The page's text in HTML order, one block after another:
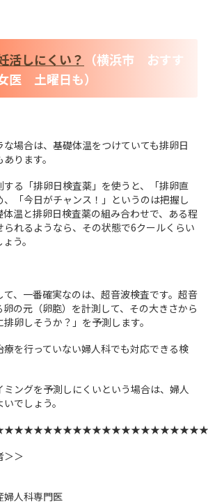
活しにくい？
（横浜市 おすす
土曜日も）
場合は、基礎体温をつけていても排卵日
ります。
る「排卵日検査薬」を使うと、「排卵直
「今日がチャンス！」というのは把握し
温と排卵日検査薬の組み合わせで、ある程
れるようなら、その状態で6クールくらい
う。
、一番確実なのは、超音波検査です。超音
の元（卵胞）を計測して、その大きさから
排卵しそうか？」を予測します。
を行っていない婦人科でも対応できる検
ングを予測しにくいという場合は、婦人
でしょう。
＞＞
婦人科専門医